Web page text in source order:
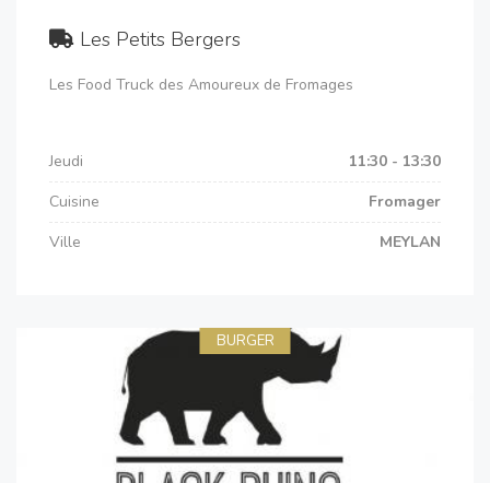
Les Petits Bergers
Les Food Truck des Amoureux de Fromages
Jeudi
11:30 - 13:30
Cuisine
Fromager
Ville
MEYLAN
BURGER